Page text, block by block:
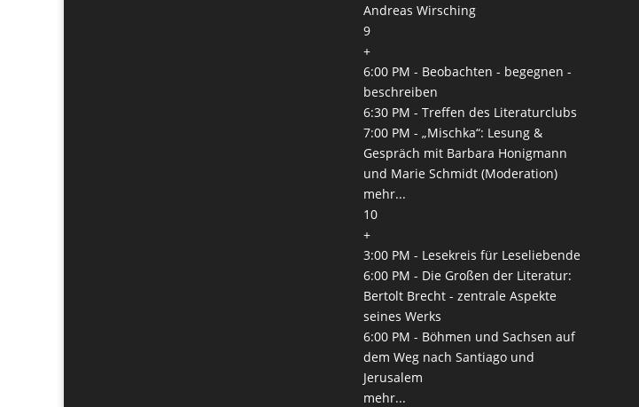
Andreas Wirsching
9
+
6:00 PM - Beobachten - begegnen -
beschreiben
6:30 PM -Treffen des Literaturclubs
7:00 PM -„Mischka“: Lesung &
Gespräch mit Barbara Honigmann
und Marie Schmidt (Moderation)
mehr...
10
+
3:00 PM - Lesekreis für Leseliebende
6:00 PM - Die Großen der Literatur:
Bertolt Brecht - zentrale Aspekte
seines Werks
6:00 PM - Böhmen und Sachsen auf
dem Weg nach San­tiago und
Jerusalem
mehr...